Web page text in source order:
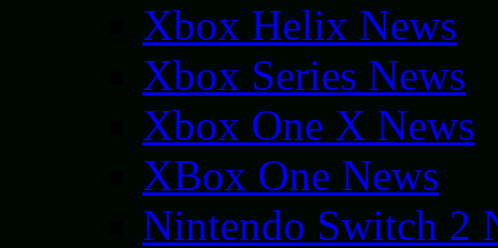
Xbox Helix News
Xbox Series News
Xbox One X News
XBox One News
Nintendo Switch 2